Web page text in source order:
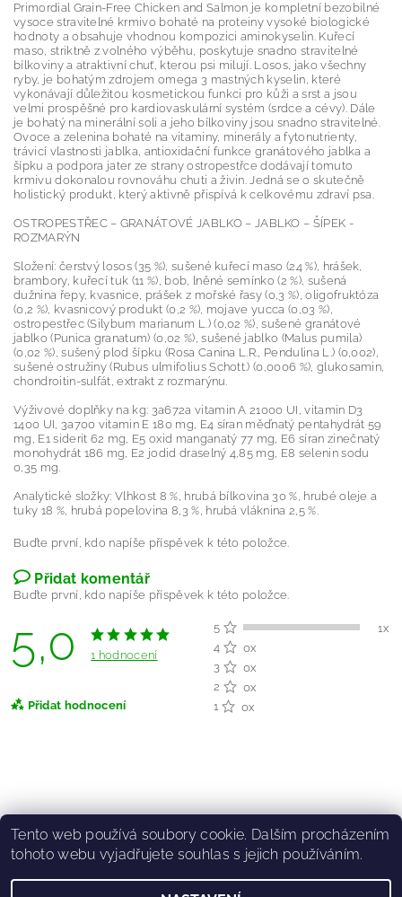
Primordial Grain-Free Chicken and Salmon je kompletní bezobilné
vysoce stravitelné krmivo bohaté na proteiny vysoké biologické
hodnoty a obsahuje vhodnou kompozici aminokyselin. Kuřecí
maso, striktně z volného výběhu, poskytuje snadno stravitelné
bílkoviny a atraktivní chuť, kterou psi milují. Losos, jako všechny
ryby, je bohatým zdrojem omega 3 mastných kyselin, které
vykonávají důležitou kosmetickou funkci pro kůži a srst a jsou
velmi prospěšné pro kardiovaskulární systém (srdce a cévy). Dále
je bohatý na minerální soli a jeho bílkoviny jsou snadno stravitelné.
Ovoce a zelenina bohaté na vitaminy, minerály a fytonutrienty,
trávicí vlastnosti jablka, antioxidační funkce granátového jablka a
šípku a podpora jater ze strany ostropestřce dodávají tomuto
krmivu dokonalou rovnováhu chuti a živin. Jedná se o skutečně
holistický produkt, který aktivně přispívá k celkovému zdraví psa.
OSTROPESTŘEC – GRANÁTOVÉ JABLKO – JABLKO – ŠÍPEK -
ROZMARÝN
Složení: čerstvý losos (35 %), sušené kuřecí maso (24 %), hrášek,
brambory, kuřecí tuk (11 %), bob, lněné semínko (2 %), sušená
dužnina řepy, kvasnice, prášek z mořské řasy (0,3 %), oligofruktóza
(0,2 %), kvasnicový produkt (0,2 %), mojave yucca (0,03 %),
ostropestřec (Silybum marianum L.) (0,02 %), sušené granátové
jablko (Punica granatum) (0,02 %), sušené jablko (Malus pumila)
(0,02 %), sušený plod šípku (Rosa Canina L.R., Pendulina L.) (0,002),
sušené ostružiny (Rubus ulmifolius Schott.) (0,0006 %), glukosamin,
chondroitin-sulfát, extrakt z rozmarýnu.
Výživové doplňky na kg: 3a672a vitamin A 21000 UI, vitamin D3
1400 UI, 3a700 vitamin E 180 mg, E4 síran měďnatý pentahydrát 59
mg, E1 siderit 62 mg, E5 oxid manganatý 77 mg, E6 síran zinečnatý
monohydrát 186 mg, E2 jodid draselný 4,85 mg, E8 selenin sodu
0,35 mg.
Analytické složky: Vlhkost 8 %, hrubá bílkovina 30 %, hrubé oleje a
tuky 18 %, hrubá popelovina 8,3 %, hrubá vláknina 2,5 %.
Buďte první, kdo napíše příspěvek k této položce.
Přidat komentář
Buďte první, kdo napíše příspěvek k této položce.
5,0 1 hodnocení
Přidat hodnocení
5
1x
4
0x
3
0x
2
0x
1
0x
O.S.TOULAVÉ TLAPKY | Instagram Tlapek | Stray Paws facebook
Tento web používá soubory cookie. Dalším procházením
tohoto webu vyjadřujete souhlas s jejich používáním.